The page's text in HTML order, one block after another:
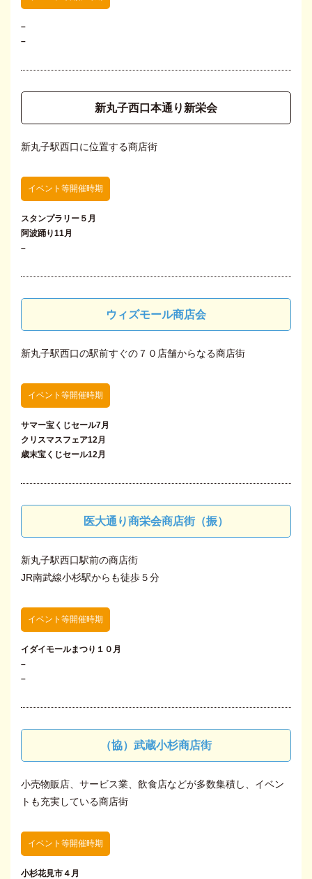
–
–
新丸子西口本通り新栄会
新丸子駅西口に位置する商店街
イベント等開催時期
スタンプラリー５月
阿波踊り11月
–
ウィズモール商店会
新丸子駅西口の駅前すぐの７０店舗からなる商店街
イベント等開催時期
サマー宝くじセール7月
クリスマスフェア12月
歳末宝くじセール12月
医大通り商栄会商店街（振）
新丸子駅西口駅前の商店街
JR南武線小杉駅からも徒歩５分
イベント等開催時期
イダイモールまつり１０月
–
–
（協）武蔵小杉商店街
小売物販店、サービス業、飲食店などが多数集積し、イベン
トも充実している商店街
イベント等開催時期
小杉花見市４月